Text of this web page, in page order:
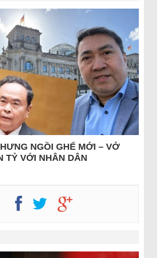
NGỒI GHẾ MỚI – VỞ
TỶ VỚI NHÂN DÂN